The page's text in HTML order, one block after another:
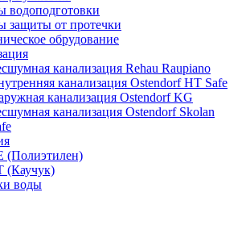
водоподготовки
защиты от протечки
обрудование
канализация Rehau Raupiano
канализация Ostendorf HT Safe
канализация Ostendorf KG
канализация Ostendorf Skolan
(Полиэтилен)
(Каучук)
воды